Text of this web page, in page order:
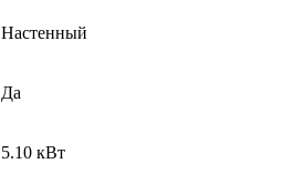
Настенный
Да
5.10 кВт